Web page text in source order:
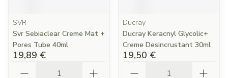
SVR
Svr Sebiaclear Creme Mat +
Pores Tube 40ml
19,89 €
Ducray
Ducray Keracnyl Glycolic+
Creme Desincrustant 30ml
19,50 €